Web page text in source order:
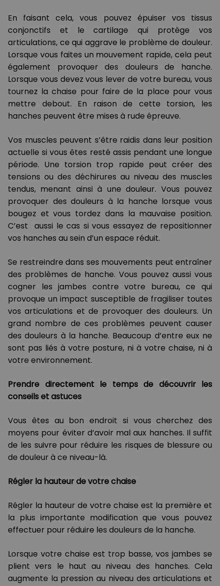
En faisant cela, vous pouvez épuiser vos tissus
conjonctifs et le cartilage qui protège vos
articulations, ce qui aggrave le problème de douleur.
Lorsque vous faites un mouvement rapide, cela peut
également provoquer des douleurs de hanche.
Lorsque vous devez vous lever de votre bureau, vous
tournez la chaise pour faire de la place pour vous
mettre debout. En raison de cette torsion, les
hanches peuvent être mises à rude épreuve.
Vos muscles peuvent s’être raidis dans leur position
actuelle si vous êtes resté assis pendant une longue
période. Une torsion trop rapide peut créer des
tensions ou des déchirures au niveau des muscles
tendus, menant ainsi à une douleur. Vous pouvez
provoquer des douleurs à la hanche lorsque vous
bougez et vous tordez dans la mauvaise position.
C’est aussi le cas si vous essayez de repositionner
vos hanches au sein d’un espace réduit.
Se restreindre dans ses mouvements peut entraîner
des problèmes de hanche. Vous pouvez aussi vous
cogner les jambes contre votre bureau, ce qui
provoque un impact susceptible de fragiliser toutes
vos articulations et de provoquer des douleurs. Un
grand nombre de ces problèmes peuvent causer
des douleurs à la hanche. Beaucoup d’entre eux ne
sont pas liés à votre posture, ni à votre chaise, ni à
votre environnement.
Prendre directement le temps de découvrir les
conseils et astuces
Vous êtes au bon endroit si vous cherchez des
moyens pour éviter d’avoir mal aux hanches. Il suffit
de les suivre pour réduire les risques de blessure ou
de douleur à ce niveau-là.
Régler la hauteur de votre chaise
Régler la hauteur de votre chaise est la première et
la plus importante modification que vous pouvez
effectuer pour réduire les douleurs de la hanche.
Lorsque votre chaise est trop basse, vos jambes se
plient vers le haut au niveau des hanches. Cela
augmente la pression au niveau des articulations et